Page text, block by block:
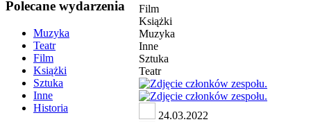
Polecane wydarzenia
Muzyka
Teatr
Film
Książki
Sztuka
Inne
Historia
Film
Książki
Muzyka
Inne
Sztuka
Teatr
24.03.2022